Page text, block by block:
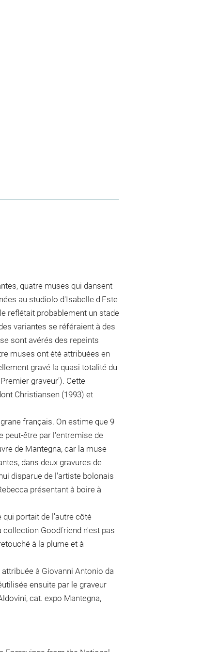
quatre muses qui dansent
au studiolo d'Isabelle d'Este
reflétait probablement un stade
variantes se référaient à des
sont avérés des repeints
muses ont été attribuées en
gravé la quasi totalité du
graveur'). Cette
Christiansen (1993) et
français. On estime que 9
peut-être par l'entremise de
de Mantegna, car la muse
dans deux gravures de
disparue de l'artiste bolonais
présentant à boire à
qui portait de l'autre côté
collection Goodfriend n'est pas
à la plume et à
à Giovanni Antonio da
ensuite par le graveur
cat. expo Mantegna,